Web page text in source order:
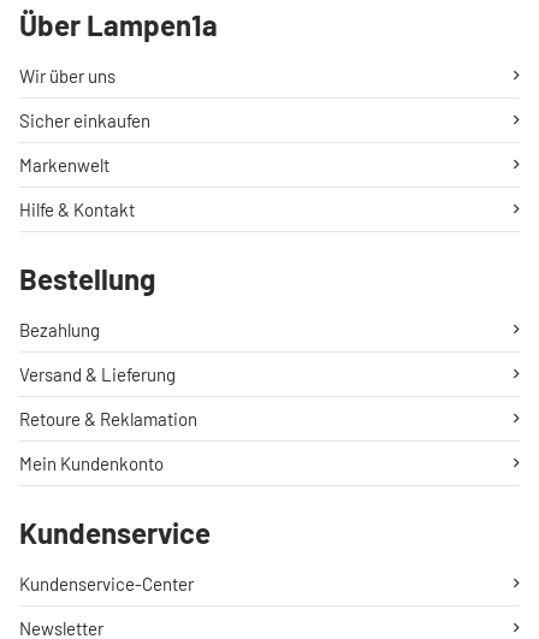
Über Lampen1a
Wir über uns
Sicher einkaufen
Markenwelt
Hilfe & Kontakt
Bestellung
Bezahlung
Versand & Lieferung
Retoure & Reklamation
Mein Kundenkonto
Kundenservice
Kundenservice-Center
Newsletter